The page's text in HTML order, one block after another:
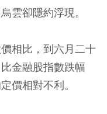
雲卻隱約浮現。
相比，到六月二十
金融股指數跌幅
價相對不利。